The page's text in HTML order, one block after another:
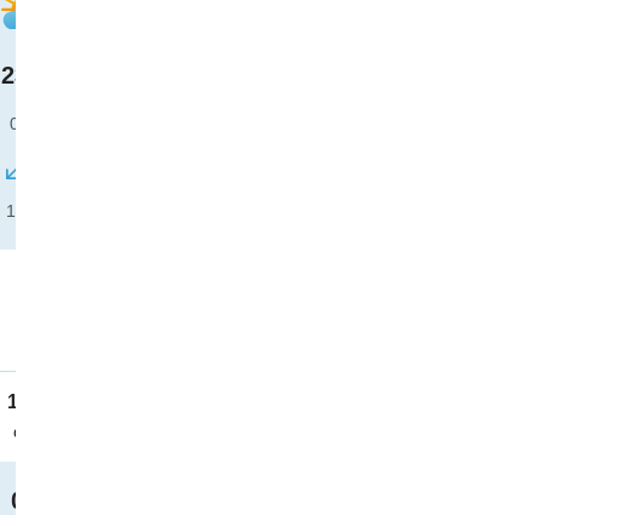
23 °C
0 mm
1 km/h
13:00
dnes
0 %